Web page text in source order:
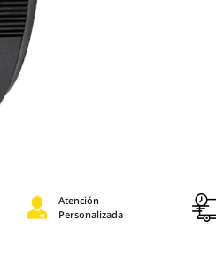
Atención
Personalizada